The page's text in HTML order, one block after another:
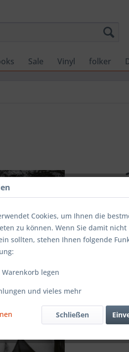
Sale Vinyl folker
Cookies, um Ihnen die
zu können. Wenn Sie damit nicht
sollten, stehen Ihnen folgende
legen
und vieles mehr
Schließen